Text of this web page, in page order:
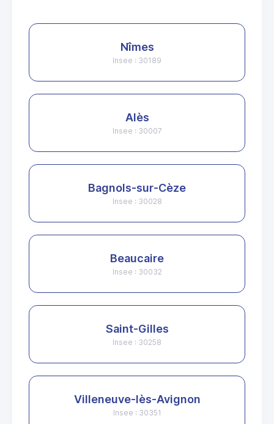
Nîmes
Insee : 30189
Alès
Insee : 30007
Bagnols-sur-Cèze
Insee : 30028
Beaucaire
Insee : 30032
Saint-Gilles
Insee : 30258
Villeneuve-lès-Avignon
Insee : 30351